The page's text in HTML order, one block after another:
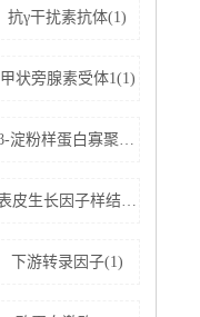
抗γ干扰素抗体(1)
甲状旁腺素受体1(1)
β-淀粉样蛋白寡聚体(1)
表皮生长因子样结构域蛋白7(1)
下游转录因子(1)